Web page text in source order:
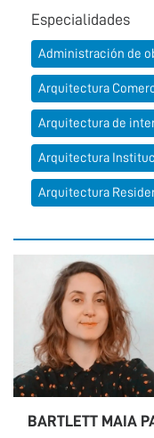
Especialidades
Administración de
Arquitectura
Arquitectura de
Arquitectura
Arquitectura
BARTLETT MAIA